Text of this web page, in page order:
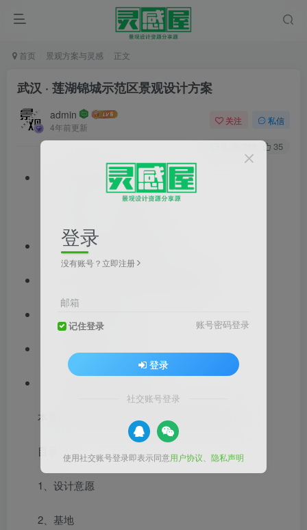
首页 景观方案与灵感 正文
武汉 · 莲湖锦城示范区景观设计方案
admin
4年前更新
关注 私信
35
文件格式：pdf
文档类型：景观方案文本
本资料是都市浮世绘主题示范区景观方案设计
目录：
1、设计意愿
2、基地
登录
没有账号？立即注册
邮箱
记住登录 账号密码登录
登录
社交账号登录
使用社交账号登录即表示同意用户协议 隐私声明